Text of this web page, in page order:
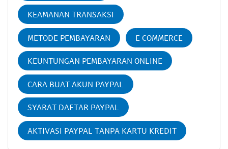
KEAMANAN TRANSAKSI
METODE PEMBAYARAN E COMMERCE
KEUNTUNGAN PEMBAYARAN ONLINE
CARA BUAT AKUN PAYPAL
SYARAT DAFTAR PAYPAL
AKTIVASI PAYPAL TANPA KARTU KREDIT